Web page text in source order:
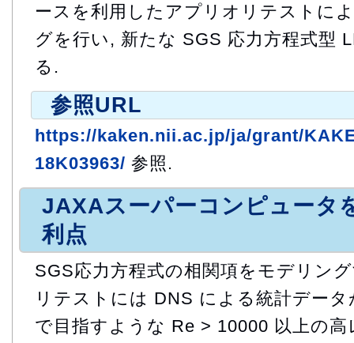
ースを利用したアプリオリテストに
グを行い, 新たな SGS 応力方程式型
る.
参照URL
https://kaken.nii.ac.jp/ja/grant/
18K03963/ 参照.
JAXAスーパーコンピュータ
利点
SGS応力方程式の相関項をモデリン
リテストには DNS による統計デー
で目指すような Re > 10000 以上の